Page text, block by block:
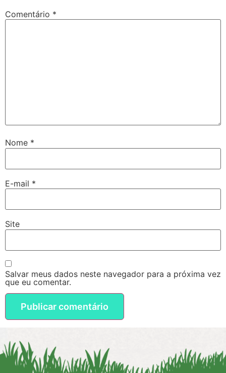
Comentário *
Nome *
E-mail *
Site
Salvar meus dados neste navegador para a próxima vez
que eu comentar.